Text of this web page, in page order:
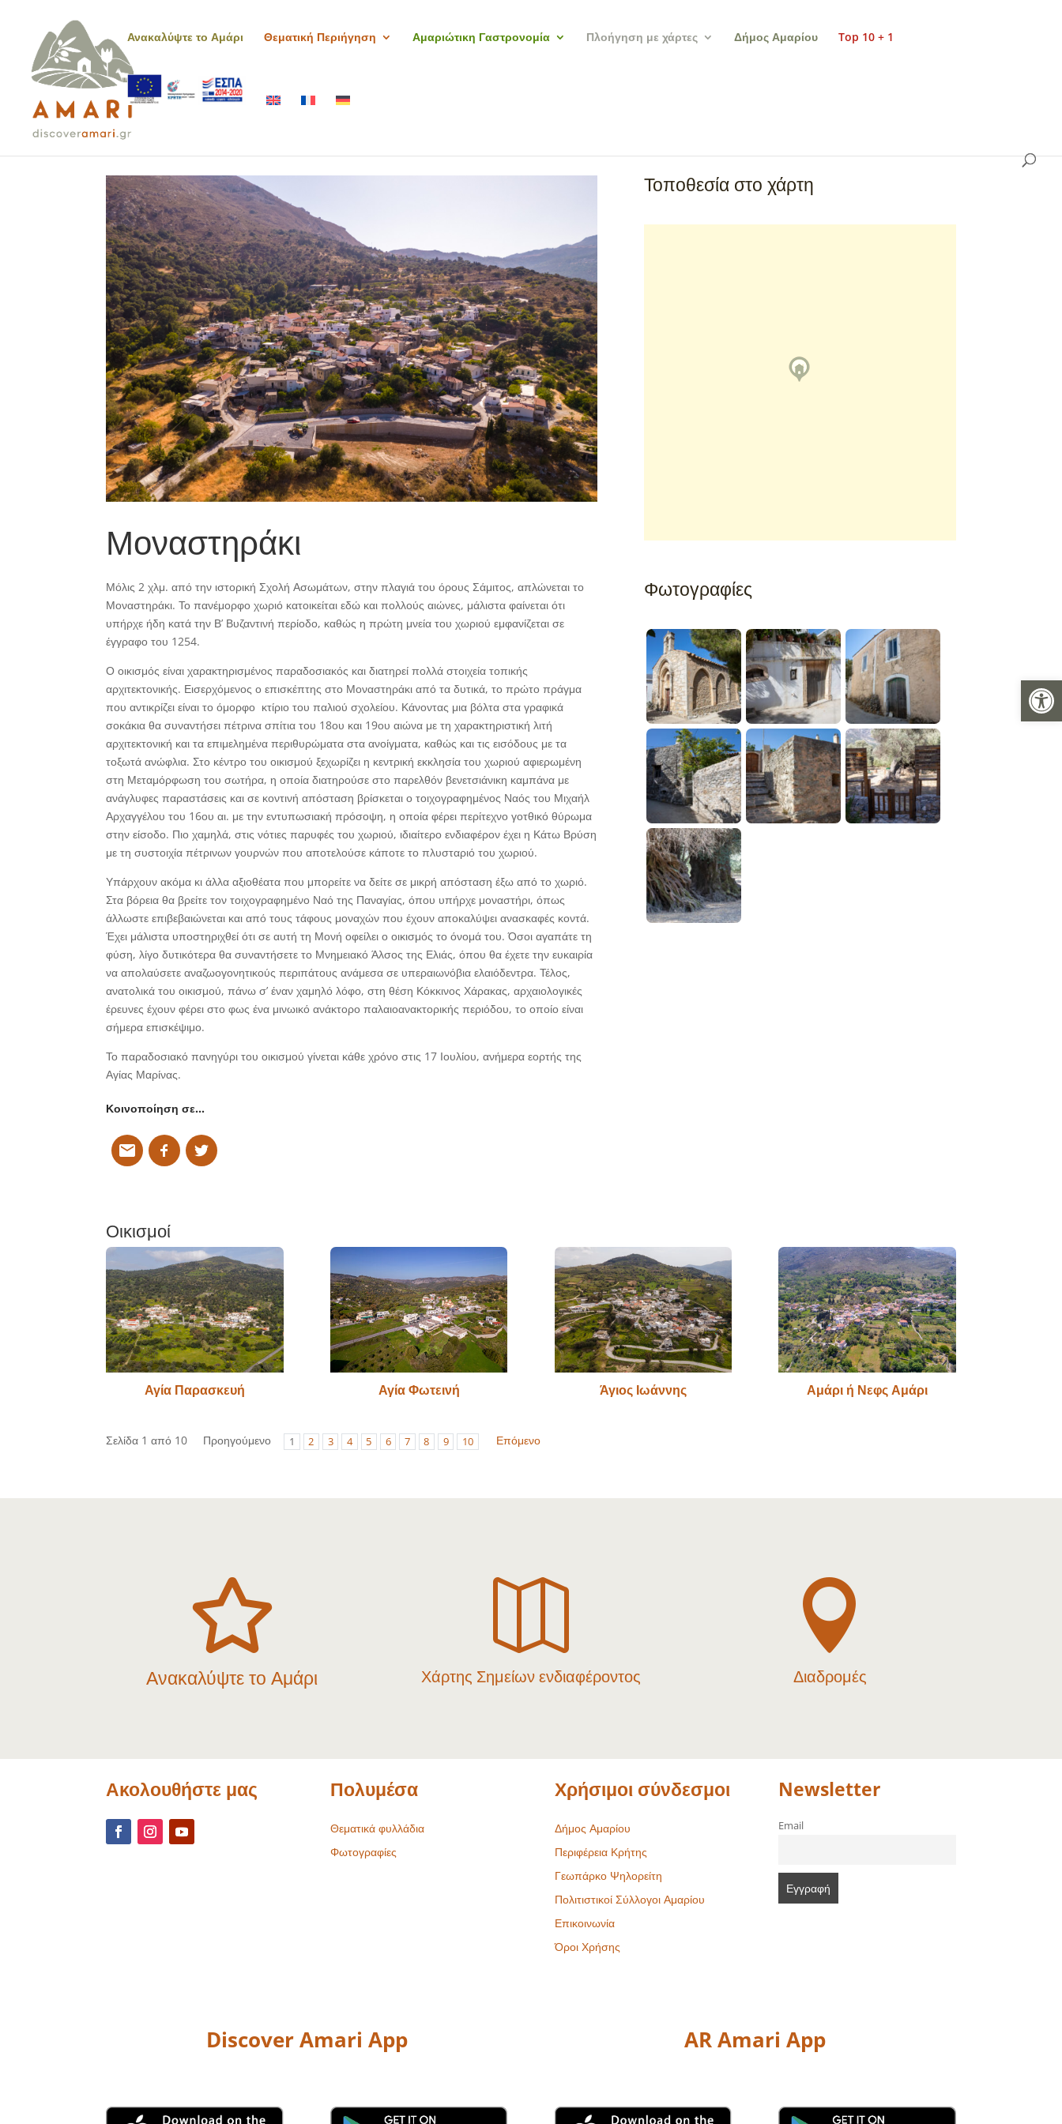
Ανακαλύψτε το Αμάρι Θεματική Περιήγηση Αμαριώτικη Γαστρονομία Πλοήγηση με χάρτες Δήμος Αμαρίου Top 10 + 1
Μοναστηράκι
Μόλις 2 χλμ. από την ιστορική Σχολή Ασωμάτων, στην πλαγιά του όρους Σάμιτος, απλώνεται το
Μοναστηράκι. Το πανέμορφο χωριό κατοικείται εδώ και πολλούς αιώνες, μάλιστα φαίνεται ότι
υπήρχε ήδη κατά την Β’ Βυζαντινή περίοδο, καθώς η πρώτη μνεία του χωριού εμφανίζεται σε
έγγραφο του 1254.
Ο οικισμός είναι χαρακτηρισμένος παραδοσιακός και διατηρεί πολλά στοιχεία τοπικής
αρχιτεκτονικής. Εισερχόμενος ο επισκέπτης στο Μοναστηράκι από τα δυτικά, το πρώτο πράγμα
που αντικρίζει είναι το όμορφο κτίριο του παλιού σχολείου. Κάνοντας μια βόλτα στα γραφικά
σοκάκια θα συναντήσει πέτρινα σπίτια του 18ου και 19ου αιώνα με τη χαρακτηριστική λιτή
αρχιτεκτονική και τα επιμελημένα περιθυρώματα στα ανοίγματα, καθώς και τις εισόδους με τα
τοξωτά ανώφλια. Στο κέντρο του οικισμού ξεχωρίζει η κεντρική εκκλησία του χωριού αφιερωμένη
στη Μεταμόρφωση του σωτήρα, η οποία διατηρούσε στο παρελθόν βενετσιάνικη καμπάνα με
ανάγλυφες παραστάσεις και σε κοντινή απόσταση βρίσκεται ο τοιχογραφημένος Ναός του Μιχαήλ
Αρχαγγέλου του 16ου αι. με την εντυπωσιακή πρόσοψη, η οποία φέρει περίτεχνο γοτθικό θύρωμα
στην είσοδο. Πιο χαμηλά, στις νότιες παρυφές του χωριού, ιδιαίτερο ενδιαφέρον έχει η Κάτω Βρύση
με τη συστοιχία πέτρινων γουρνών που αποτελούσε κάποτε το πλυσταριό του χωριού.
Υπάρχουν ακόμα κι άλλα αξιοθέατα που μπορείτε να δείτε σε μικρή απόσταση έξω από το χωριό.
Στα βόρεια θα βρείτε τον τοιχογραφημένο Ναό της Παναγίας, όπου υπήρχε μοναστήρι, όπως
άλλωστε επιβεβαιώνεται και από τους τάφους μοναχών που έχουν αποκαλύψει ανασκαφές κοντά.
Έχει μάλιστα υποστηριχθεί ότι σε αυτή τη Μονή οφείλει ο οικισμός το όνομά του. Όσοι αγαπάτε τη
φύση, λίγο δυτικότερα θα συναντήσετε το Μνημειακό Άλσος της Ελιάς, όπου θα έχετε την ευκαιρία
να απολαύσετε αναζωογονητικούς περιπάτους ανάμεσα σε υπεραιωνόβια ελαιόδεντρα. Τέλος,
ανατολικά του οικισμού, πάνω σ’ έναν χαμηλό λόφο, στη θέση Κόκκινος Χάρακας, αρχαιολογικές
έρευνες έχουν φέρει στο φως ένα μινωικό ανάκτορο παλαιοανακτορικής περιόδου, το οποίο είναι
σήμερα επισκέψιμο.
Το παραδοσιακό πανηγύρι του οικισμού γίνεται κάθε χρόνο στις 17 Ιουλίου, ανήμερα εορτής της
Αγίας Μαρίνας.
Κοινοποίηση σε…
Τοποθεσία στο χάρτη
Φωτογραφίες
Οικισμοί
Αγία Παρασκευή Αγία Φωτεινή Άγιος Ιωάννης Αμάρι ή Νεφς Αμάρι
Σελίδα 1 από 10 Προηγούμενο 1 2 3 4 5 6 7 8 9 10 Επόμενο

Ανακαλύψτε το Αμάρι

Χάρτης Σημείων ενδιαφέροντος

Διαδρομές
Ακολουθήστε μας Πολυμέσα
Θεματικά φυλλάδια
Φωτογραφίες
Χρήσιμοι σύνδεσμοι
Δήμος Αμαρίου
Περιφέρεια Κρήτης
Γεωπάρκο Ψηλορείτη
Πολιτιστικοί Σύλλογοι Αμαρίου
Επικοινωνία
Όροι Χρήσης
Newsletter
Email
Discover Amari App AR Amari App